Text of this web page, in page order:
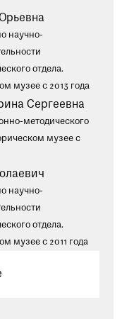
научно-
отдела.
музее с 2013 года
Сергеевна
методического
музее с
научно-
отдела.
музее с 2011 года